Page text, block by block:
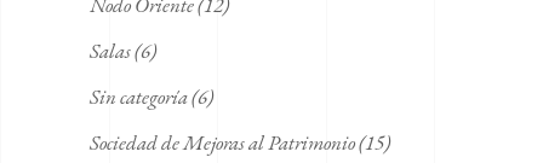
Salas(6)
Sin categoría(6)
Sociedad de Mejoras al Patrimonio(15)